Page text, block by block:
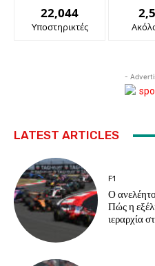
22,044
Υποστηρικτές
-
LATEST ARTICLES
F1
Ο
Πώς η
ιεραρχία